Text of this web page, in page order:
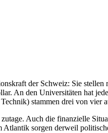
der Schweiz: Sie stellen
An den Universitäten hat
stammen drei von vier
Auch die finanzielle
sorgen derweil